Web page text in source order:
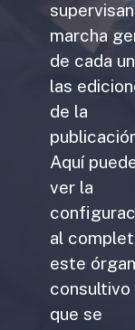
marcha
de cada
las
de la
Aquí
ver la
al
este
consultivo
que se